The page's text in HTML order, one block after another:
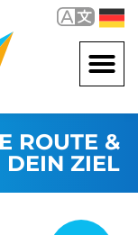
ROUTE &
DEIN ZIEL